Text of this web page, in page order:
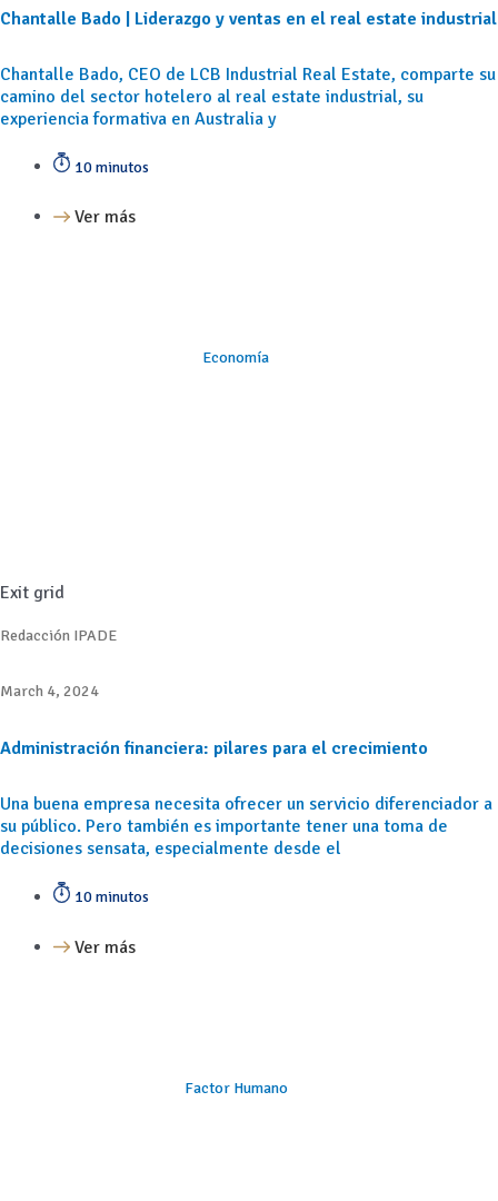
Chantalle Bado | Liderazgo y ventas en el real estate industrial
Chantalle Bado, CEO de LCB Industrial Real Estate, comparte su
camino del sector hotelero al real estate industrial, su
experiencia formativa en Australia y
10 minutos
Ver más
Economía
Exit grid
Redacción IPADE
March 4, 2024
Administración financiera: pilares para el crecimiento
Una buena empresa necesita ofrecer un servicio diferenciador a
su público. Pero también es importante tener una toma de
decisiones sensata, especialmente desde el
10 minutos
Ver más
Factor Humano